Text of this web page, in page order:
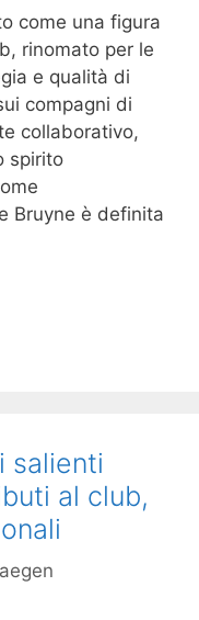
come una figura
rinomato per le
e qualità di
compagni di
collaborativo,
spirito
Bruyne è definita
salienti
al club,